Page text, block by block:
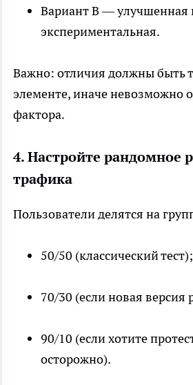
Вариант B — улучшенная
экспериментальная.
Важно: отличия должны быть
элементе, иначе невозможно
фактора.
4. Настройте рандомное
трафика
Пользователи делятся на
50/50 (классический тест);
70/30 (если новая версия
90/10 (если хотите
осторожно).